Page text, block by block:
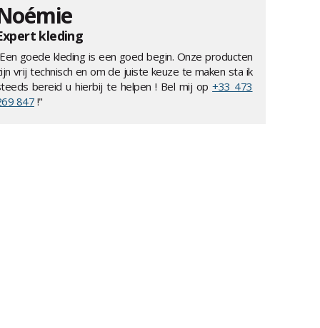
kleding
goede kleding is een goed begin. Onze producten
vrij technisch en om de juiste keuze te maken sta ik
bereid u hierbij te helpen ! Bel mij op+33 473
847 !"